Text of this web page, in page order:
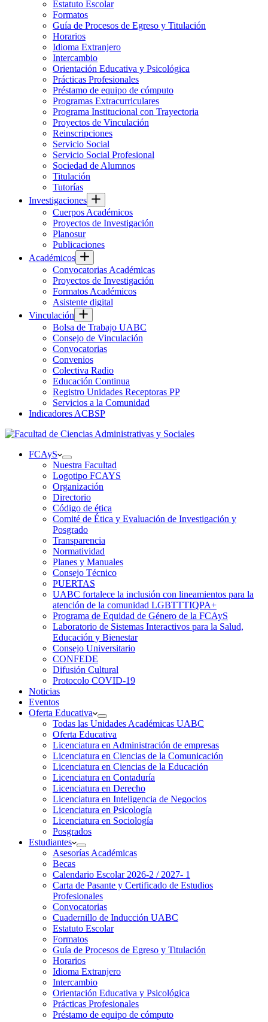
Estatuto Escolar
Formatos
Guía de Procesos de Egreso y Titulación
Horarios
Idioma Extranjero
Intercambio
Orientación Educativa y Psicológica
Prácticas Profesionales
Préstamo de equipo de cómputo
Programas Extracurriculares
Programa Institucional con Trayectoria
Proyectos de Vinculación
Reinscripciones
Servicio Social
Servicio Social Profesional
Sociedad de Alumnos
Titulación
Tutorías
Investigaciones
Cuerpos Académicos
Proyectos de Investigación
Planosur
Publicaciones
Académicos
Convocatorias Académicas
Proyectos de Investigación
Formatos Académicos
Asistente digital
Vinculación
Bolsa de Trabajo UABC
Consejo de Vinculación
Convocatorias
Convenios
Colectiva Radio
Educación Continua
Registro Unidades Receptoras PP
Servicios a la Comunidad
Indicadores ACBSP
FCAyS
Nuestra Facultad
Logotipo FCAYS
Organización
Directorio
Código de ética
Comité de Ética y Evaluación de Investigación y
Posgrado
Transparencia
Normatividad
Planes y Manuales
Consejo Técnico
PUERTAS
UABC fortalece la inclusión con lineamientos para la
atención de la comunidad LGBTTTIQPA+
Programa de Equidad de Género de la FCAyS
Laboratorio de Sistemas Interactivos para la Salud,
Educación y Bienestar
Consejo Universitario
CONFEDE
Difusión Cultural
Protocolo COVID-19
Noticias
Eventos
Oferta Educativa
Todas las Unidades Académicas UABC
Oferta Educativa
Licenciatura en Administración de empresas
Licenciatura en Ciencias de la Comunicación
Licenciatura en Ciencias de la Educación
Licenciatura en Contaduría
Licenciatura en Derecho
Licenciatura en Inteligencia de Negocios
Licenciatura en Psicología
Licenciatura en Sociología
Posgrados
Estudiantes
Asesorías Académicas
Becas
Calendario Escolar 2026-2 / 2027- 1
Carta de Pasante y Certificado de Estudios
Profesionales
Convocatorias
Cuadernillo de Inducción UABC
Estatuto Escolar
Formatos
Guía de Procesos de Egreso y Titulación
Horarios
Idioma Extranjero
Intercambio
Orientación Educativa y Psicológica
Prácticas Profesionales
Préstamo de equipo de cómputo